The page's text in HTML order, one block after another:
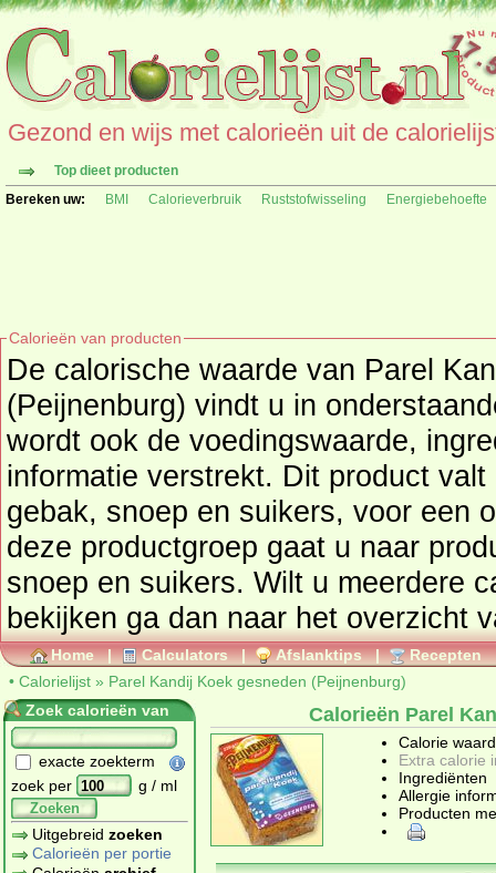
Gezond en wijs met calorieën uit de
Top dieet producten
Bereken uw:
BMI Calorieverbruik Ruststofwisseling Energiebehoefte
Calorieën van producten
De calorische waarde van Parel
(Peijnenburg) vindt u in
wordt ook de voedingswaarde,
informatie verstrekt. Dit
gebak, snoep en suikers, voor een overzicht van producten uit
deze productgroep gaat u naar
snoep en suikers. Wilt u meerdere
bekijken ga dan naar
Home | Calculators | Afslanktips | Recepten
• Calorielijst » Parel Kandij Koek gesneden (Peijnenburg)
Zoek calorieën van
exacte zoekterm
zoek per
g / ml
Zoeken
Uitgebreid zoeken
Calorieën per portie
Calorieën Parel
Calorie
Extra calorie
Ingrediënten
Allergie
Producten